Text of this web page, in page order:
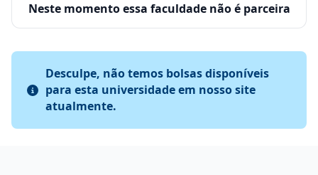
Neste momento essa faculdade não é parceira
Desculpe, não temos bolsas disponíveis
para esta universidade em nosso site
atualmente.